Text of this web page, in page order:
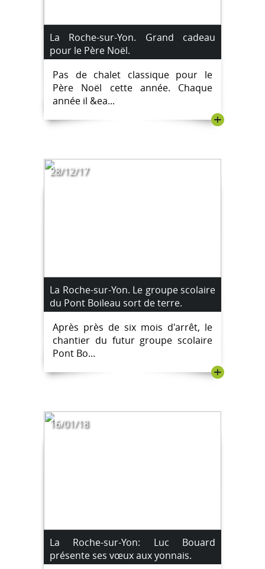
La Roche-sur-Yon. Grand cadeau
pour le Père Noël.
Pas de chalet classique pour le
Père Noël cette année. Chaque
année il &ea...
+
28/12/17
La Roche-sur-Yon. Le groupe scolaire
du Pont Boileau sort de terre.
Après près de six mois d'arrêt, le
chantier du futur groupe scolaire
Pont Bo...
+
16/01/18
La Roche-sur-Yon: Luc Bouard
présente ses vœux aux yonnais.